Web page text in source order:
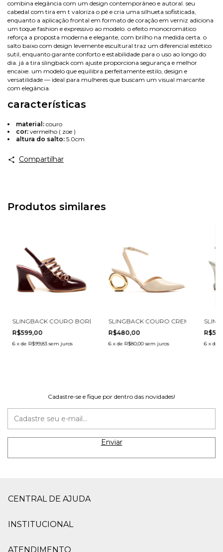
E-mail
Celular
combina elegância com um design contemporâneo e autoral. seu
cabedal com tira em t valoriza o pé e cria uma silhueta sofisticada,
enquanto a aplicação frontal em formato de coração em verniz adiciona
um toque fashion e expressivo ao modelo. o efeito monocromático
reforça a proposta moderna e elegante, com brilho na medida certa. o
salto baixo com design levemente escultural traz um diferencial estético
sutil, enquanto garante conforto e estabilidade para o uso ao longo do
dia. já a tira slingback com ajuste proporciona segurança e melhor
encaixe. um modelo que equilibra perfeitamente estilo, design e
versatilidade — ideal para mulheres que buscam um visual marcante
com elegância.
características
material: couro
cor: vermelho ( zoe )
altura do salto: 5.0cm
Compartilhar
Produtos similares
2
BAIXO CECCONELLO 2478001-1
SLINGBACK COURO BORDÔ SALTO MÉDIO CECCONELLO 2883001-2
R$599,00
6 xde R$99,83 sem juros
SLINGBACK COURO CREME SALTO
R$480,00
6 xde R$80,00 sem juros 6 xde
Cadastre-se e fique por dentro das novidades!
CENTRAL DE AJUDA
INSTITUCIONAL
ATENDIMENTO